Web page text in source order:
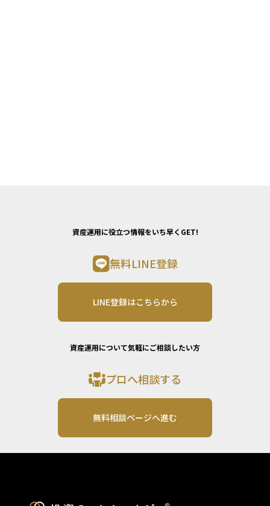
資産運用に役立つ情報をいち早くGET!
無料LINE登録
LINE登録はこちらから
資産運用について気軽にご相談したい方
プロへ相談する
無料相談ページへ進む